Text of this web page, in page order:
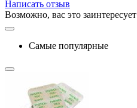
Написать отзыв
Возможно, вас это заинтересует
Самые популярные